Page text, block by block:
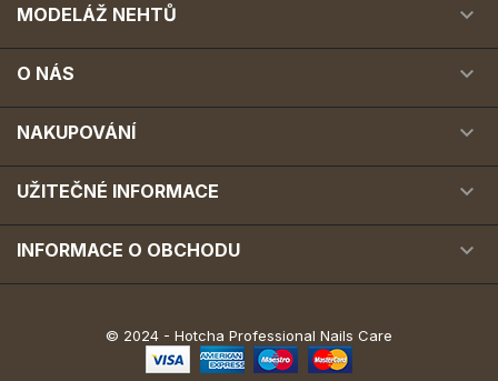
MODELÁŽ NEHTŮ 
O NÁS 
NAKUPOVÁNÍ 
UŽITEČNÉ INFORMACE 
INFORMACE O OBCHODU 
© 2024 - Hotcha Professional Nails Care